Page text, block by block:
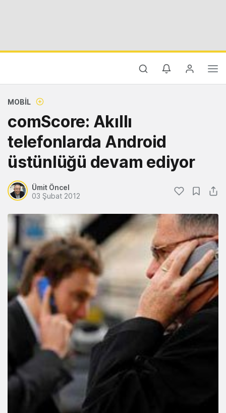
MOBIL
comScore: Akıllı
telefonlarda Android
üstünlüğü devam ediyor
Ümit Öncel
03 Şubat 2012